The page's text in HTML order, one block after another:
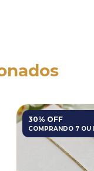
30% OFF
COMPRANDO 7 OU